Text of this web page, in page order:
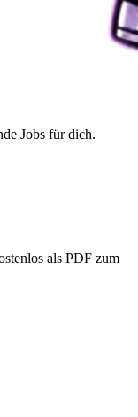
Jobs für dich.
als PDF zum